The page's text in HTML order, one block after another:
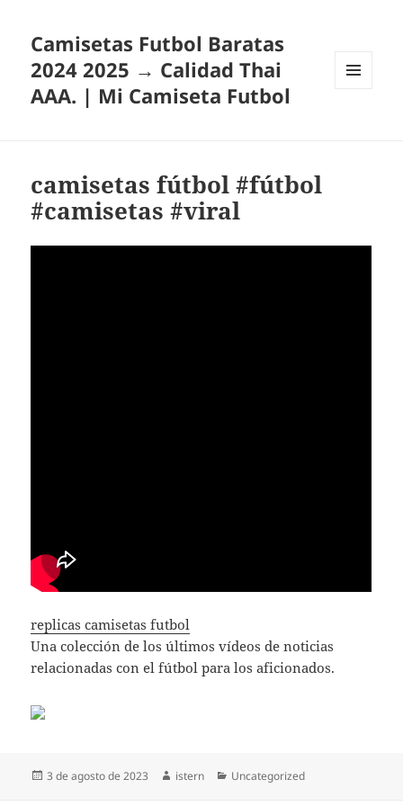
Camisetas Futbol Baratas
2024 2025 → Calidad Thai
AAA. | Mi Camiseta Futbol
camisetas fútbol #fútbol
#camisetas #viral
replicas camisetas futbol
Una colección de los últimos vídeos de noticias
relacionadas con el fútbol para los aficionados.
Publicado
3 de agosto de 2023 Autor
istern Categorías
Uncategorized